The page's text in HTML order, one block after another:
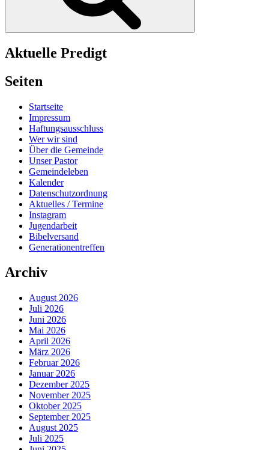
Aktuelle Predigt
Seiten
Startseite
Impressum
Haftungsausschluss
Wer wir sind
Über die Gemeinde
Unser Pastor
Gemeindeleben
Kalender
Datenschutzordnung
Aktuelles / Termine
Instagram
Jugendarbeit
Bibelversand
Generationentreffen
Archiv
August 2026
Juli 2026
Juni 2026
Mai 2026
April 2026
März 2026
Februar 2026
Januar 2026
Dezember 2025
November 2025
Oktober 2025
September 2025
August 2025
Juli 2025